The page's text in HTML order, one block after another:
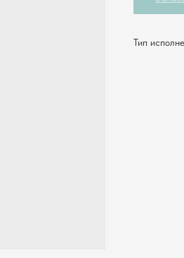
Тип